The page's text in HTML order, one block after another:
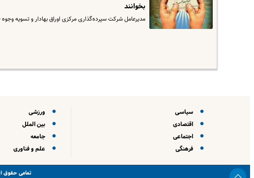
بخوانند
مدیرعامل شرکت سپرده‌گذاری مرکزی اوراق بهادار و تسویه
سیاسی
اقتصادی
اجتماعی
فرهنگی
ورزشی
بین الملل
جامعه
علم و فناوری
تمامی حقوق